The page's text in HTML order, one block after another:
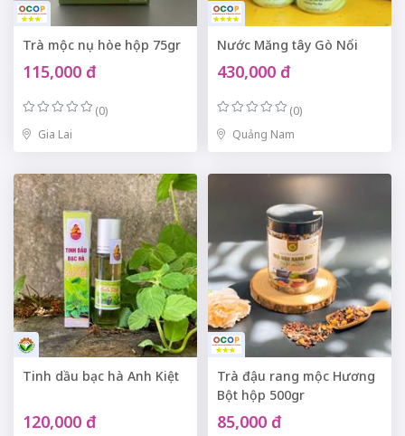
Trà mộc nụ hòe hộp 75gr
115,000 đ
(0)
Gia Lai
Nước Măng tây Gò Nổi
430,000 đ
(0)
Quảng Nam
Tinh dầu bạc hà Anh Kiệt
120,000 đ
Trà đậu rang mộc Hương
Bột hộp 500gr
85,000 đ